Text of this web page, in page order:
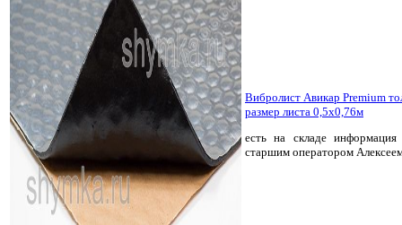
Вибролист Авикар Premium
размер листа 0,5х0,76м
есть на складе информация
старшим оператором